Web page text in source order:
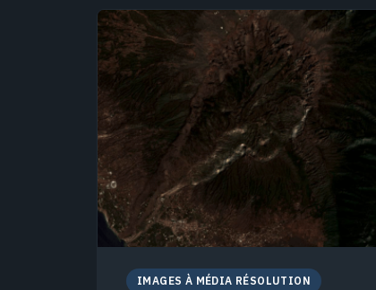
IMAGES À MÉDIA RÉSOLUTION